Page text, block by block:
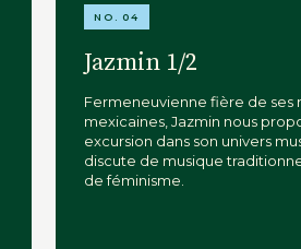
NO. 04
Jazmin 1/2
Fermeneuvienne fière de ses
mexicaines, Jazmin nous
excursion dans son univers
discute de musique
de féminisme.